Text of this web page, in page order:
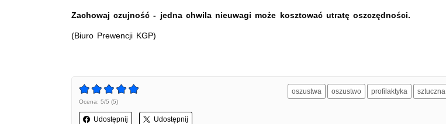
Zachowaj czujność - jedna chwila nieuwagi może kosztować utratę oszczędności.
(Biuro Prewencji KGP)
Ocena: 5/5 (5)
Udostępnij Udostępnij
oszustwa oszustwo profilaktyka